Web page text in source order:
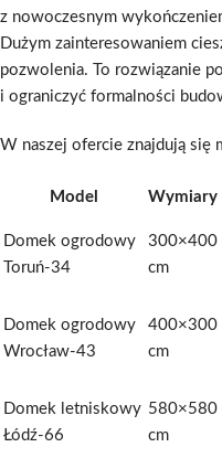
z nowoczesnym
Dużym zainteresowaniem
pozwolenia. To rozwiązanie
i ograniczyć formalności
W naszej ofercie znajdują się
Model Wymiary
Domek ogrodowy
Toruń-34
300×400
cm
Domek ogrodowy
Wrocław-43
400×300
cm
Domek letniskowy
Łódź-66
580×580
cm